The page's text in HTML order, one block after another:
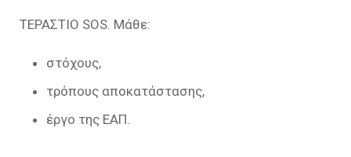
ΤΕΡΑΣΤΙΟ SOS. Μάθε:
στόχους,
τρόπους αποκατάστασης,
έργο της ΕΑΠ.